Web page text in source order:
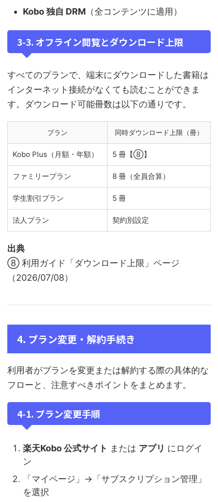
Kobo 独自 DRM （全コンテンツに適用）
3‑3. オフライン閲覧とダウンロード上限
すべてのプランで、端末にダウンロードした書籍は
インターネット接続がなくても読むことができま
す。ダウンロード可能冊数は以下の通りです。
プラン 同時ダウンロード上限（冊）
Kobo Plus（月額・年額） 5 冊【⑧】
ファミリープラン 8 冊（全員合算）
学生割引プラン 5 冊
法人プラン 契約別設定
出典
⑧ 利用ガイド「ダウンロード上限」ページ
（2026/07/08）
4. プラン変更・解約手続き
利用者がプランを変更または解約する際の具体的な
フローと、注意すべきポイントをまとめます。
4‑1. プラン変更手順
楽天Kobo 公式サイト または アプリ にログイ
ン
「マイページ」→「サブスクリプション管理」
を選択